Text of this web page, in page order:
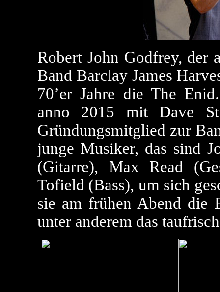
Robert John Godfrey, der
Band Barclay James
70’er Jahre die The
anno 2015 mit Dave
Gründungsmitglied zur
junge Musiker, das sind
(Gitarre), Max Read
Tofield (Bass), um sich
sie am frühen Abend die
unter anderem das